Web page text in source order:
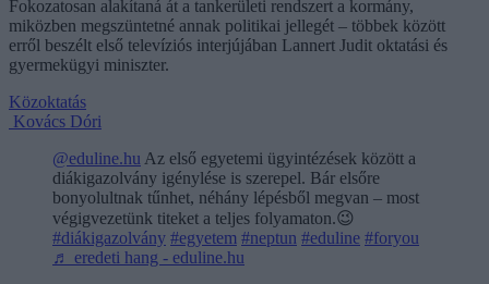
Fokozatosan alakítaná át a tankerületi rendszert a kormány,
miközben megszüntetné annak politikai jellegét – többek között
erről beszélt első televíziós interjújában Lannert Judit oktatási és
gyermekügyi miniszter.
Közoktatás
Kovács Dóri
@eduline.hu Az első egyetemi ügyintézések között a
diákigazolvány igénylése is szerepel. Bár elsőre
bonyolultnak tűnhet, néhány lépésből megvan – most
végigvezetünk titeket a teljes folyamaton.😉
#diákigazolvány #egyetem #neptun #eduline #foryou
♬ eredeti hang - eduline.hu